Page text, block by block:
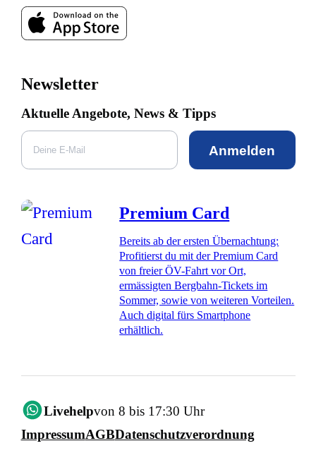
Newsletter
Aktuelle Angebote, News & Tipps
Anmelden
Premium Card
Bereits ab der ersten Übernachtung:
Profitierst du mit der Premium Card
von freier ÖV-Fahrt vor Ort,
ermässigten Bergbahn-Tickets im
Sommer, sowie von weiteren Vorteilen.
Auch digital fürs Smartphone
erhältlich.
Livehelpvon 8 bis 17:30 Uhr
ImpressumAGBDatenschutzverordnung